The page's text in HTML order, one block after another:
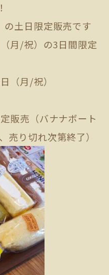
土日限定販売です
月/祝）の3日間限定
（月/祝）
販売（バナナボート
売り切れ次第終了）